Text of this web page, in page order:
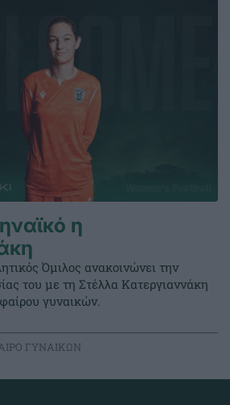
η
Όμιλος ανακοινώνει την
του με τη Στέλλα Κατεργιαννάκη
γυναικών.
ΓΥΝΑΙΚΩΝ